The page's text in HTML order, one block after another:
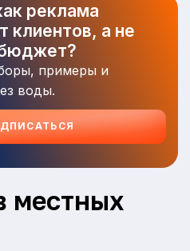
реклама
клиентов, а не
примеры и
воды.
местных